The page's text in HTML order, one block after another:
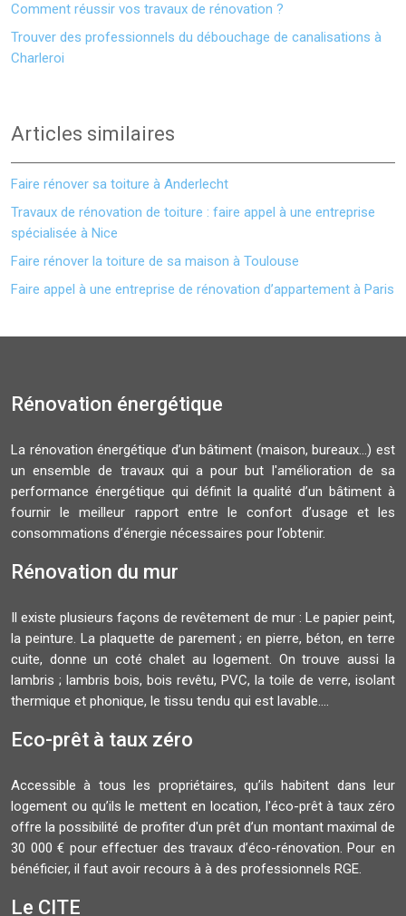
Comment réussir vos travaux de rénovation ?
Trouver des professionnels du débouchage de canalisations à
Charleroi
Articles similaires
Faire rénover sa toiture à Anderlecht
Travaux de rénovation de toiture : faire appel à une entreprise
spécialisée à Nice
Faire rénover la toiture de sa maison à Toulouse
Faire appel à une entreprise de rénovation d’appartement à Paris
Rénovation énergétique
La rénovation énergétique d’un bâtiment (maison, bureaux…) est
un ensemble de travaux qui a pour but l'amélioration de sa
performance énergétique qui définit la qualité d’un bâtiment à
fournir le meilleur rapport entre le confort d’usage et les
consommations d’énergie nécessaires pour l’obtenir.
Rénovation du mur
Il existe plusieurs façons de revêtement de mur : Le papier peint,
la peinture. La plaquette de parement ; en pierre, béton, en terre
cuite, donne un coté chalet au logement. On trouve aussi la
lambris ; lambris bois, bois revêtu, PVC, la toile de verre, isolant
thermique et phonique, le tissu tendu qui est lavable....
Eco-prêt à taux zéro
Accessible à tous les propriétaires, qu’ils habitent dans leur
logement ou qu’ils le mettent en location, l'éco-prêt à taux zéro
offre la possibilité de profiter d'un prêt d’un montant maximal de
30 000 € pour effectuer des travaux d’éco-rénovation. Pour en
bénéficier, il faut avoir recours à à des professionnels RGE.
Le CITE